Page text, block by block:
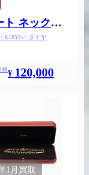
ケリーアドの買取
取相場や高く売れ
ト ネックレ
K18YG / ダイヤ
格¥ 120,000
1月 買取